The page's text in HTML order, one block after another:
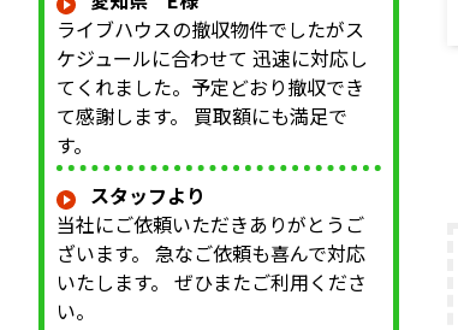
ライブハウスの撤収物件でしたがス
ケジュールに合わせて 迅速に対応し
てくれました。予定どおり撤収でき
て感謝します。 買取額にも満足で
す。
スタッフより
当社にご依頼いただきありがとうご
ざいます。 急なご依頼も喜んで対応
いたします。 ぜひまたご利用くださ
い。